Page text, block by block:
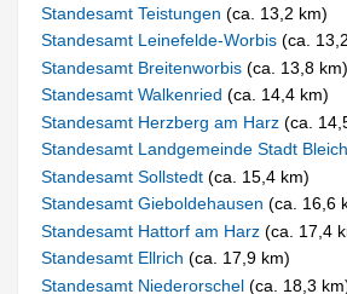
Standesamt Teistungen(ca. 13,2 km)
Standesamt Leinefelde-Worbis(ca.
Standesamt Breitenworbis(ca. 13,8 km)
Standesamt Walkenried(ca. 14,4 km)
Standesamt Herzberg am Harz(ca.
Standesamt Landgemeinde Stadt
Standesamt Sollstedt(ca. 15,4 km)
Standesamt Gieboldehausen(ca. 16,6
Standesamt Hattorf am Harz(ca. 17,4
Standesamt Ellrich(ca. 17,9 km)
Standesamt Niederorschel(ca. 18,3